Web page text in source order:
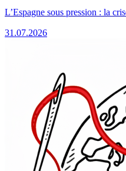
L’Espagne sous pression : la
31.07.2026